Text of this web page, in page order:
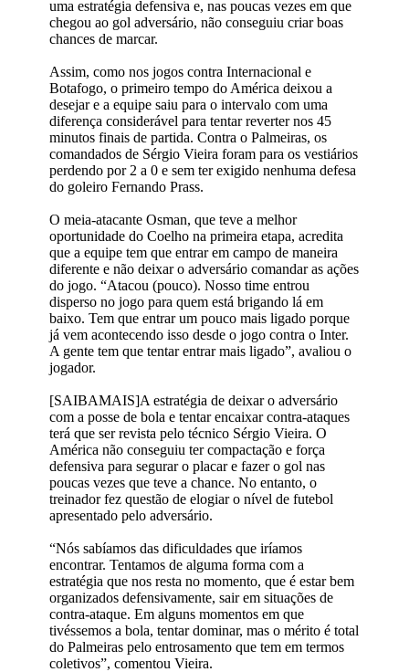
uma estratégia defensiva e, nas poucas vezes em que
chegou ao gol adversário, não conseguiu criar boas
chances de marcar.
Assim, como nos jogos contra Internacional e
Botafogo, o primeiro tempo do América deixou a
desejar e a equipe saiu para o intervalo com uma
diferença considerável para tentar reverter nos 45
minutos finais de partida. Contra o Palmeiras, os
comandados de Sérgio Vieira foram para os vestiários
perdendo por 2 a 0 e sem ter exigido nenhuma defesa
do goleiro Fernando Prass.
O meia-atacante Osman, que teve a melhor
oportunidade do Coelho na primeira etapa, acredita
que a equipe tem que entrar em campo de maneira
diferente e não deixar o adversário comandar as ações
do jogo. “Atacou (pouco). Nosso time entrou
disperso no jogo para quem está brigando lá em
baixo. Tem que entrar um pouco mais ligado porque
já vem acontecendo isso desde o jogo contra o Inter.
A gente tem que tentar entrar mais ligado”, avaliou o
jogador.
[SAIBAMAIS]A estratégia de deixar o adversário
com a posse de bola e tentar encaixar contra-ataques
terá que ser revista pelo técnico Sérgio Vieira. O
América não conseguiu ter compactação e força
defensiva para segurar o placar e fazer o gol nas
poucas vezes que teve a chance. No entanto, o
treinador fez questão de elogiar o nível de futebol
apresentado pelo adversário.
“Nós sabíamos das dificuldades que iríamos
encontrar. Tentamos de alguma forma com a
estratégia que nos resta no momento, que é estar bem
organizados defensivamente, sair em situações de
contra-ataque. Em alguns momentos em que
tivéssemos a bola, tentar dominar, mas o mérito é total
do Palmeiras pelo entrosamento que tem em termos
coletivos”, comentou Vieira.